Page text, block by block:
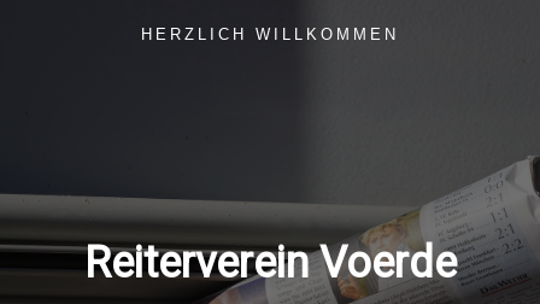
HERZLICH WILLKOMMEN
Reiterverein Voerde